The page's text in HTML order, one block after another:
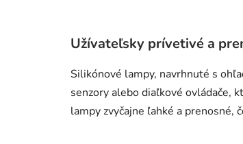
Užívateľsky prívetivé a
Silikónové lampy, navrhnuté s
senzory alebo diaľkové ovládače,
lampy zvyčajne ľahké a